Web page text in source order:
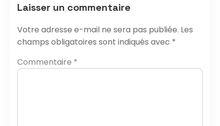
Laisser un commentaire
Votre adresse e-mail ne sera pas publiée. Les
champs obligatoires sont indiqués avec *
Commentaire *